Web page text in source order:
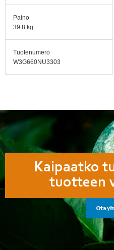
Paino
39.8 kg
Tuotenumero
W3G660NU3303
Kaipaatko
tuotteen
Ota